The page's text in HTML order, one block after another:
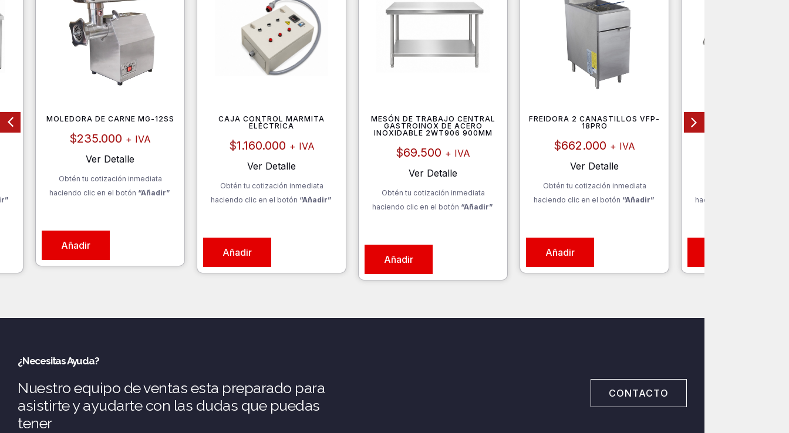
MOLEDORA DE CARNE MG-12SS
$235.000 + IVA
Ver Detalle
Obtén tu cotización inmediata
haciendo clic en el botón “Añadir”
Añadir
CAJA CONTROL MARMITA
ELÉCTRICA
$1.160.000 + IVA
Ver Detalle
Obtén tu cotización inmediata
haciendo clic en el botón “Añadir”
Añadir
MESÓN DE TRABAJO CENTRAL
GASTROINOX DE ACERO
INOXIDABLE 2WT906 900MM
$69.500 + IVA
Ver Detalle
Obtén tu cotización inmediata
haciendo clic en el botón “Añadir”
Añadir
FREIDORA 2 CANASTILLOS VFP-
18PRO
$662.000 + IVA
Ver Detalle
Obtén tu cotización inmediata
haciendo clic en el botón “Añadir”
Añadir
haciendo clic en el botón
¿Necesitas Ayuda?
Nuestro equipo de ventas esta preparado para
asistirte y ayudarte con las dudas que puedas
tener
CONTACTO